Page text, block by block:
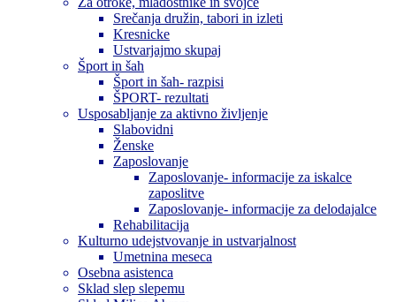
Srečanja družin, tabori in izleti
Kresnicke
Ustvarjajmo skupaj
Šport in šah
Šport in šah- razpisi
ŠPORT- rezultati
Usposabljanje za aktivno življenje
Slabovidni
Ženske
Zaposlovanje
Zaposlovanje- informacije za iskalce
zaposlitve
Zaposlovanje- informacije za delodajalce
Rehabilitacija
Kulturno udejstvovanje in ustvarjalnost
Umetnina meseca
Osebna asistenca
Sklad slep slepemu